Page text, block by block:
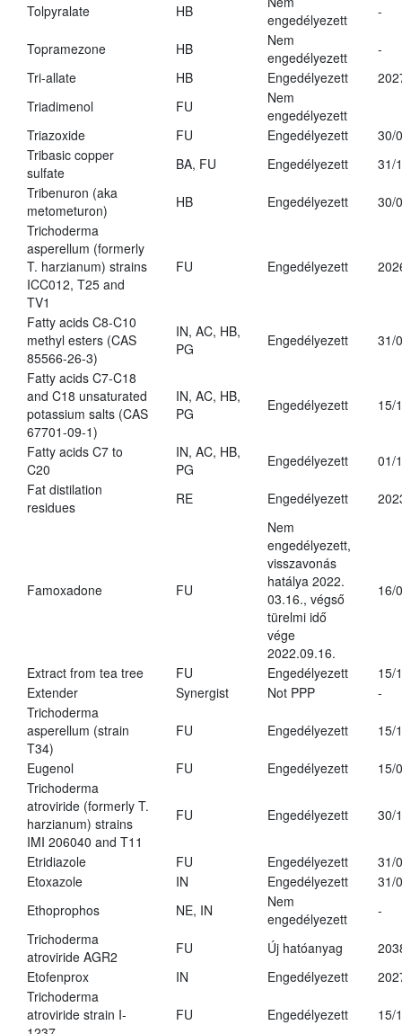
Tolpyralate
HB
engedélyezett
-
Topramezone HB
Nem
engedélyezett
-
Tri-allate
HB Engedélyezett
Triadimenol
FU
Nem
engedélyezett
Triazoxide
FU Engedélyezett
30/
Tribasic copper
sulfate
BA, FU Engedélyezett
31/
Tribenuron (aka
metometuron)
HB Engedélyezett
30/
Trichoderma
asperellum (formerly
T. harzianum) strains
ICC012, T25 and
TV1
FU Engedélyezett
Fatty acids C8-C10
methyl esters (CAS
85566-26-3)
IN, AC, HB,
PG
Engedélyezett 31/
Fatty acids C7-C18
and C18 unsaturated
potassium salts (CAS
67701-09-1)
IN, AC, HB,
PG
Engedélyezett 15/
Fatty acids C7 to
C20
IN, AC, HB,
PG
Engedélyezett
01/
Fat distilation
residues
RE Engedélyezett
Famoxadone FU
Nem
engedélyezett,
visszavonás
hatálya 2022.
03.16., végső
türelmi idő
vége
2022.09.16.
16/
Extract from tea tree FU Engedélyezett
15/
Extender
Synergist Not PPP
-
Trichoderma
asperellum (strain
T34)
FU Engedélyezett 15/
Eugenol FU Engedélyezett
15/
Trichoderma
atroviride (formerly T.
harzianum) strains
IMI 206040 and T11
FU Engedélyezett 30/
Etridiazole FU Engedélyezett
31/
Etoxazole
IN Engedélyezett
31/
Ethoprophos
NE, IN
Nem
engedélyezett
-
Trichoderma
atroviride AGR2
FU Új hatóanyag
Etofenprox
IN Engedélyezett
Trichoderma
atroviride strain I-
FU Engedélyezett 15/